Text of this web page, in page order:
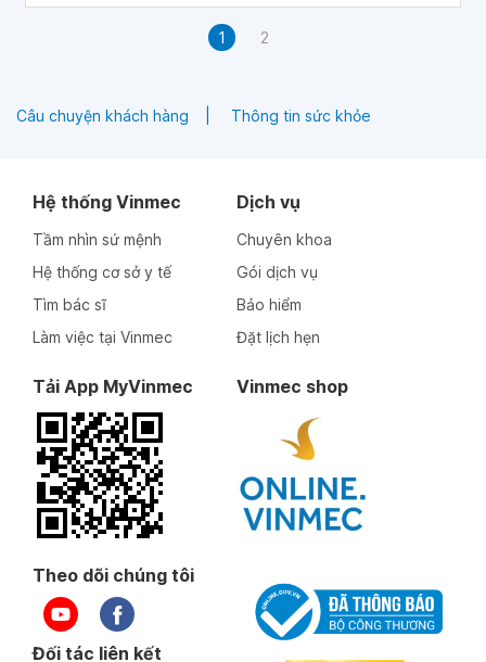
1 2
Câu chuyện khách hàng Thông tin sức khỏe
Hệ thống Vinmec
Tầm nhìn sứ mệnh
Hệ thống cơ sở y tế
Tìm bác sĩ
Làm việc tại Vinmec
Dịch vụ
Chuyên khoa
Gói dịch vụ
Bảo hiểm
Đặt lịch hẹn
Tải App MyVinmec Vinmec shop
Theo dõi chúng tôi
Đối tác liên kết